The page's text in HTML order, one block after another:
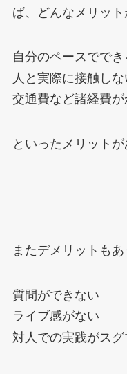
ば、どんなメリッ
自分のペースででき
人と実際に接触しな
交通費など諸経費
といったメリットが
またデメリットもあ
質問ができない
ライブ感がない
対人での実践がス